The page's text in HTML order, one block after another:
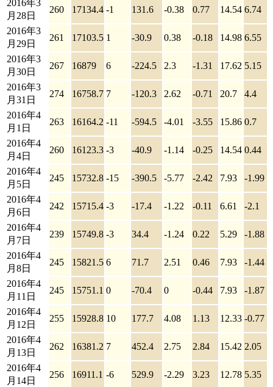
2016年3
月28日
260 17134.4 -1 131.6 -0.38 0.77 14.54 6.74
2016年3
月29日
261 17103.5 1 -30.9 0.38 -0.18 14.98 6.55
2016年3
月30日
267 16879 6 -224.5 2.3 -1.31 17.62 5.15
2016年3
月31日
274 16758.7 7 -120.3 2.62 -0.71 20.7 4.4
2016年4
月1日
263 16164.2 -11 -594.5 -4.01 -3.55 15.86 0.7
2016年4
月4日
260 16123.3 -3 -40.9 -1.14 -0.25 14.54 0.44
2016年4
月5日
245 15732.8 -15 -390.5 -5.77 -2.42 7.93 -1.99
2016年4
月6日
242 15715.4 -3 -17.4 -1.22 -0.11 6.61 -2.1
2016年4
月7日
239 15749.8 -3 34.4 -1.24 0.22 5.29 -1.88
2016年4
月8日
245 15821.5 6 71.7 2.51 0.46 7.93 -1.44
2016年4
月11日
245 15751.1 0 -70.4 0 -0.44 7.93 -1.87
2016年4
月12日
255 15928.8 10 177.7 4.08 1.13 12.33 -0.77
2016年4
月13日
262 16381.2 7 452.4 2.75 2.84 15.42 2.05
2016年4
月14日
256 16911.1 -6 529.9 -2.29 3.23 12.78 5.35